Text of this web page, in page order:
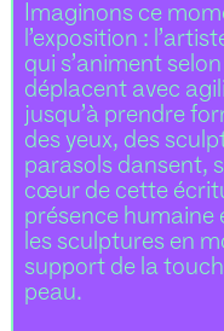
Imaginons ce
l’exposition :
qui s’animent
déplacent avec
jusqu’à prendre
des yeux, des
parasols dansent,
cœur de cette
présence humaine
les sculptures en
support de la
peau.